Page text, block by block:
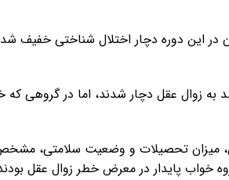
که خواب‌شان پایدار بود، تنها ۸ درصد به زوال عقل دچار شدند،
میزان تحصیلات و وضعیت سلامتی،
خواب پایدار در معرض خطر زوال عقل